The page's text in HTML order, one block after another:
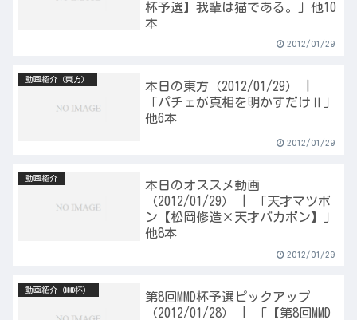
杯予選】我輩は猫である。」他10
本
2012/01/29
動画紹介（東方）
本日の東方（2012/01/29） |
「パチェが真相を明かすだけⅡ」
他6本
2012/01/29
動画紹介
本日のオススメ動画
（2012/01/29） | 「天才マツボ
ン【松岡修造×天才バカボン】」
他8本
2012/01/29
動画紹介（MMD杯）
第8回MMD杯予選ピックアップ
（2012/01/28） | 「【第8回MMD